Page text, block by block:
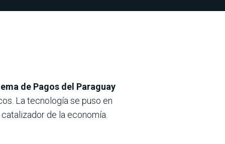
de Pagos del Paraguay
La tecnología se puso en
de la economía.